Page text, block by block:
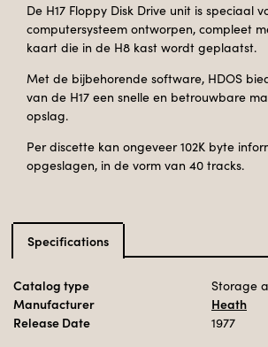
De H17 Floppy Disk Drive unit is speciaal
computersysteem ontworpen, compleet
kaart die in de H8 kast wordt geplaatst.
Met de bijbehorende software, HDOS
van de H17 een snelle en betrouwbare
opslag.
Per discette kan ongeveer 102K byte
opgeslagen, in de vorm van 40 tracks.
Specifications
Catalog type Storage
Manufacturer
Heath
Release Date
1977